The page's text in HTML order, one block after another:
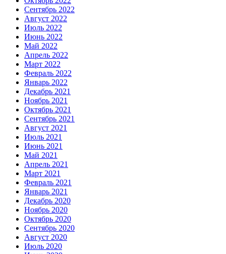
Сентябрь 2022
Август 2022
Июль 2022
Июнь 2022
Май 2022
Апрель 2022
Март 2022
Февраль 2022
Январь 2022
Декабрь 2021
Ноябрь 2021
Октябрь 2021
Сентябрь 2021
Август 2021
Июль 2021
Июнь 2021
Май 2021
Апрель 2021
Март 2021
Февраль 2021
Январь 2021
Декабрь 2020
Ноябрь 2020
Октябрь 2020
Сентябрь 2020
Август 2020
Июль 2020